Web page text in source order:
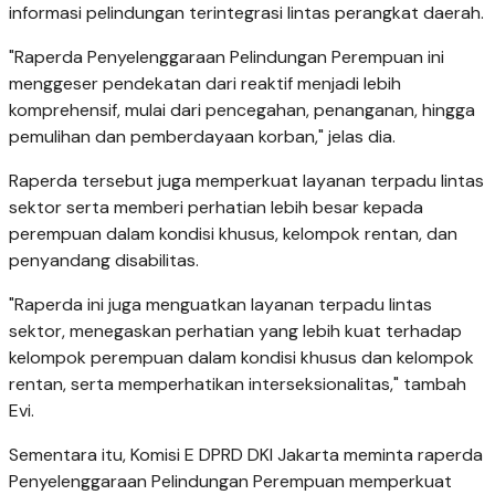
informasi pelindungan terintegrasi lintas perangkat daerah.
"Raperda Penyelenggaraan Pelindungan Perempuan ini
menggeser pendekatan dari reaktif menjadi lebih
komprehensif, mulai dari pencegahan, penanganan, hingga
pemulihan dan pemberdayaan korban," jelas dia.
Raperda tersebut juga memperkuat layanan terpadu lintas
sektor serta memberi perhatian lebih besar kepada
perempuan dalam kondisi khusus, kelompok rentan, dan
penyandang disabilitas.
"Raperda ini juga menguatkan layanan terpadu lintas
sektor, menegaskan perhatian yang lebih kuat terhadap
kelompok perempuan dalam kondisi khusus dan kelompok
rentan, serta memperhatikan interseksionalitas," tambah
Evi.
Sementara itu, Komisi E DPRD DKI Jakarta meminta raperda
Penyelenggaraan Pelindungan Perempuan memperkuat